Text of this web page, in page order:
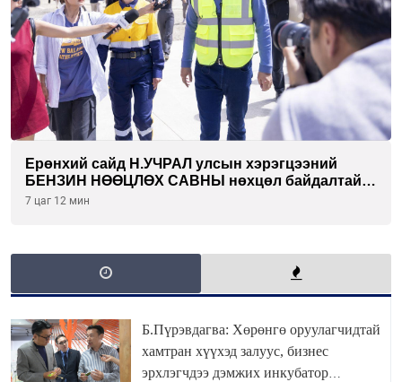
Ерөнхий сайд Н.УЧРАЛ улсын хэрэгцээний
БЕНЗИН НӨӨЦЛӨХ САВНЫ нөхцөл байдалтай
танилцлаа
7 цаг 12 мин
Б.Пүрэвдагва: Хөрөнгө оруулагчидтай
хамтран хүүхэд залуус, бизнес
эрхлэгчдээ дэмжих инкубатор